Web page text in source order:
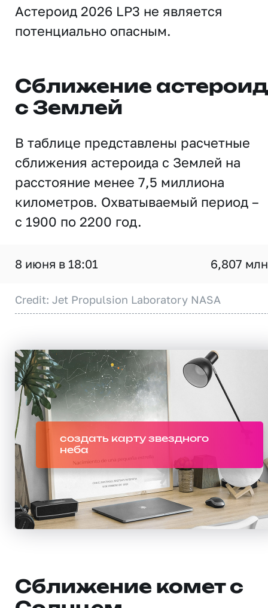
Астероид 2026 LP3 не является
потенциально опасным.
Сближение
с Землей
В таблице представлены расчетные
сближения астероида с Землей на
расстояние менее 7,5 миллиона
километров. Охватываемый период –
с 1900 по 2200 год.
8 июня в 18:01 6,807
Credit: Jet Propulsion Laboratory NASA
создать карту звездного
неба
Сближение комет с